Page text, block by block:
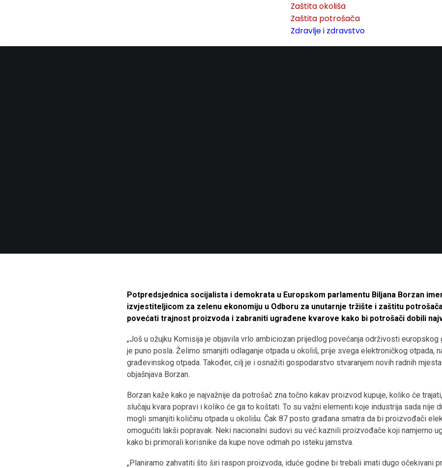
Zaštita okoliša
Zaštita potrošača
Zdravlje i zdravstvo
Potpredsjednica socijalista i demokrata u Europskom parlamentu Biljana Borzan
izvjestiteljicom za zelenu ekonomiju u Odboru za unutarnje tržište i zaštitu
povećati trajnost proizvoda i zabraniti ugrađene kvarove kako bi potrošači dobili
„Još u ožujku Komisija je objavila vrlo ambiciozan prijedlog povećanja održivosti
je puno posla. Želimo smanjiti odlaganje otpada u okoliš, prije svega elektroničkog otpada,
građevinskog otpada. Također, cilj je i osnažiti gospodarstvo stvaranjem novih radnih
objašnjava Borzan.
Borzan kaže kako je najvažnije da potrošač zna točno kakav proizvod kupuje, koliko će
slučaju kvara popravi i koliko će ga to koštati. To su važni elementi koje industrija sada nije
mogli smanjiti količinu otpada u okolišu. Čak 87 posto građana smatra da bi proizvođači
omogućiti lakši popravak. Neki nacionalni sudovi su već kaznili proizvođače koji namjerno
kako bi primorali korisnike da kupe nove odmah po isteku jamstva.
„Planiramo zahvatiti što širi raspon proizvoda, iduće godine bi trebali imati dugo očekivani